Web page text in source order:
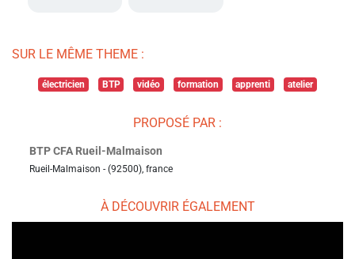
SUR LE MÊME THEME :
électricien BTP vidéo formation apprenti atelier
PROPOSÉ PAR :
BTP CFA Rueil-Malmaison
Rueil-Malmaison - (92500), france
À DÉCOUVRIR ÉGALEMENT